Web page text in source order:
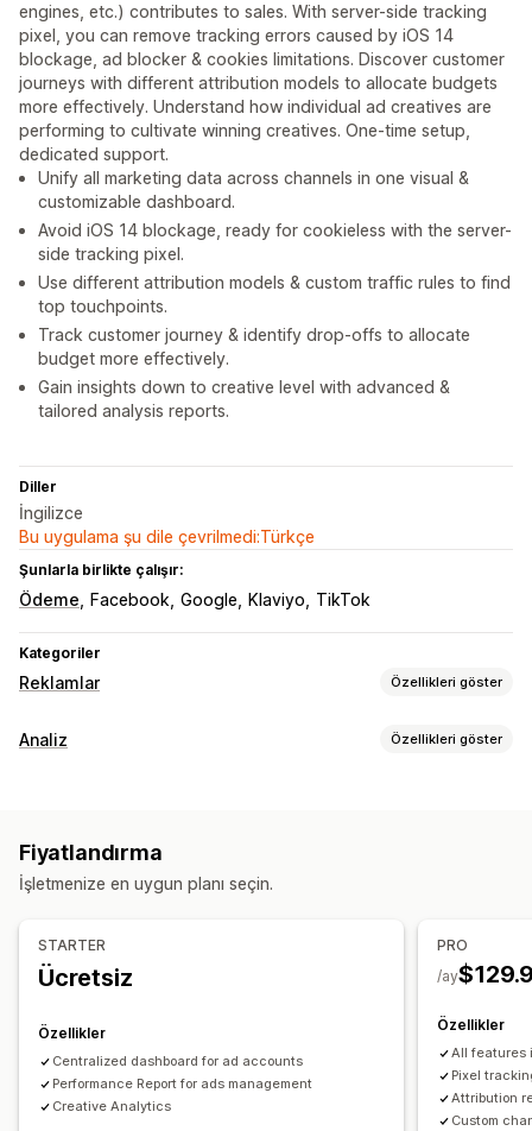
engines, etc.) contributes to sales. With server-side tracking
pixel, you can remove tracking errors caused by iOS 14
blockage, ad blocker & cookies limitations. Discover customer
journeys with different attribution models to allocate budgets
more effectively. Understand how individual ad creatives are
performing to cultivate winning creatives. One-time setup,
dedicated support.
Unify all marketing data across channels in one visual &
customizable dashboard.
Avoid iOS 14 blockage, ready for cookieless with the server-
side tracking pixel.
Use different attribution models & custom traffic rules to find
top touchpoints.
Track customer journey & identify drop-offs to allocate
budget more effectively.
Gain insights down to creative level with advanced &
tailored analysis reports.
Diller
İngilizce
Bu uygulama şu dile çevrilmedi:Türkçe
Şunlarla birlikte çalışır:
Ödeme Facebook Google Klaviyo TikTok
Kategoriler
Reklamlar Özellikleri göster
Hedefleme
Kampanya yönetimi
Teklif optimizasyonu
Web Sitesi
Performans analizleri
Performans takibi
Etkileşim ölçümleri
Edinme başına maliyet
Gösterim sayımı
UTM öz nitelikleri
Trafik kaynakları
Analiz Özellikleri göster
Yeniden oynatma filtresi
Sayfa görüntülemeleri Kohort analizi
Pazarlama öz nitelikleri
Görseller ve raporlar
Analizler kontrol paneli
Özel kontrol panelleri
Çoklu mağaza raporları
Geçmiş analizi
Fiyatlandırma
İşletmenize en uygun planı seçin.
STARTER
Ücretsiz
Özellikler
Centralized dashboard for ad accounts
Performance Report for ads management
Creative Analytics
PRO
/ay
Özellikler
All features
Pixel
Attribution
Custom